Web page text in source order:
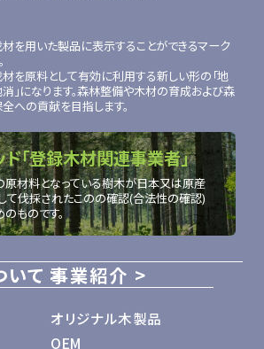
いて 事業紹介
オリジナル木製品
OEM
を用いた製品に表示することができるマーク
を原料として有効に利用する新しい形の「地
」になります。森林整備や木材の育成および森
への貢献を目指します。
ド「登録木材関連事業者」
原材料となっている樹木が日本又は原産
て伐採されたこのの確認(合法性の確認)
ものです。